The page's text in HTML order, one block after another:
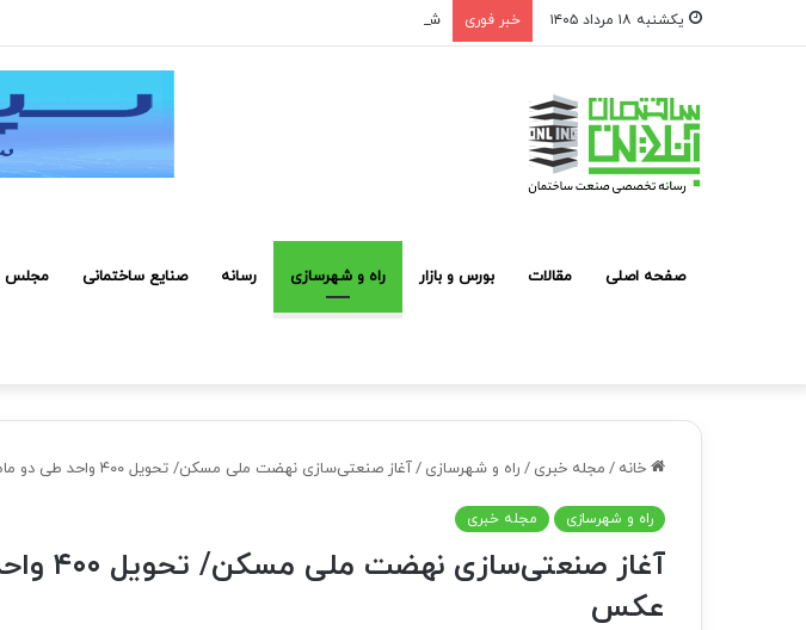
یکشنبه ۱۸ مرداد ۱۴۰۵ خبر فوری شوک به بازار مشارکت در ساخت؛ فقط ۲ پروژه از هر ۱۰ پروژه صرفه اقتصادی دارد
صفحه اصلی مقالات بورس و بازار راه و شهرسازی رسانه صنایع ساختمانی مجلس
خانه / مجله خبری / راه و شهرسازی /آغاز صنعتی‌سازی نهضت ملی مسکن/ تحویل ۴۰۰ واحد طی دو ماه + عکس
راه و شهرسازی مجله خبری
آغاز
عکس